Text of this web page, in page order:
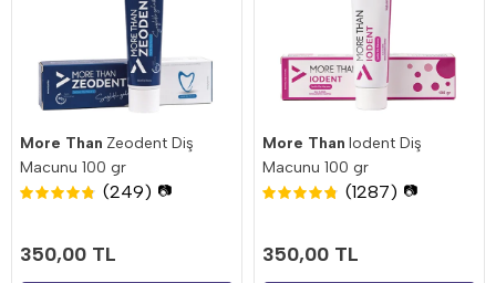
More Than Zeodent Diş
Macunu 100 gr
(249) 📷
350,00 TL
More Than Iodent Diş
Macunu 100 gr
(1287) 📷
350,00 TL